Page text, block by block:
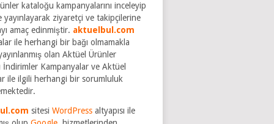
kataloğu kampanyalarını inceleyip
yayınlayarak ziyaretçi ve takipçilerine
amaç edinmiştir. aktuelbul.com
ile herhangi bir bağı olmamakla
olan Aktüel Ürünler
İndirimler Kampanyalar ve Aktüel
ile ilgili herhangi bir sorumluluk
sitesi WordPress altyapısı ile